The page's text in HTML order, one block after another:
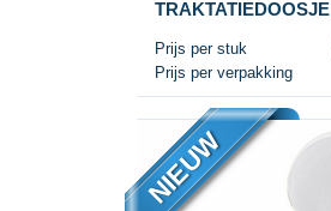
TRAKTATIEDOOSJE
(12st.)
Prijs per stuk
Prijs per verpakking
NIEUW